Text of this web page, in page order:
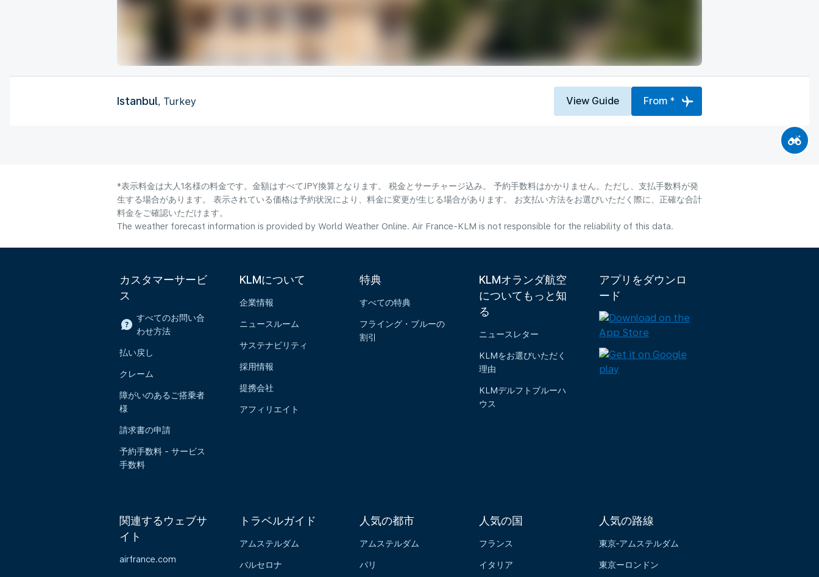
Istanbul, Turkey View Guide From *
*表示料金は大人1名様の料金です。金額はすべてJPY換算となります。 税金とサーチャージ込み。 予約手数料はかかりません。ただし、支払手数料が発
生する場合があります。 表示されている価格は予約状況により、料金に変更が生じる場合があります。 お支払い方法をお選びいただく際に、正確な合計
料金をご確認いただけます。
The weather forecast information is provided by World Weather Online. Air France-KLM is not responsible for the reliability of this data.
カスタマーサービ
ス
すべてのお問い合
わせ方法
払い戻し
クレーム
障がいのあるご搭乗者
様
請求書の申請
予約手数料 - サービス
手数料
KLMについて
企業情報
ニュースルーム
サステナビリティ
採用情報
提携会社
アフィリエイト
特典
すべての特典
フライング・ブルーの
割引
KLMオランダ航空
についてもっと知
る
ニュースレター
KLMをお選びいただく
理由
KLMデルフトブルーハ
ウス
アプリをダウンロ
ード
関連するウェブサ
イト
airfrance.com
トラベルガイド
アムステルダム
バルセロナ
人気の都市
アムステルダム
パリ
人気の国
フランス
イタリア
人気の路線
東京‐アムステルダム
東京ーロンドン